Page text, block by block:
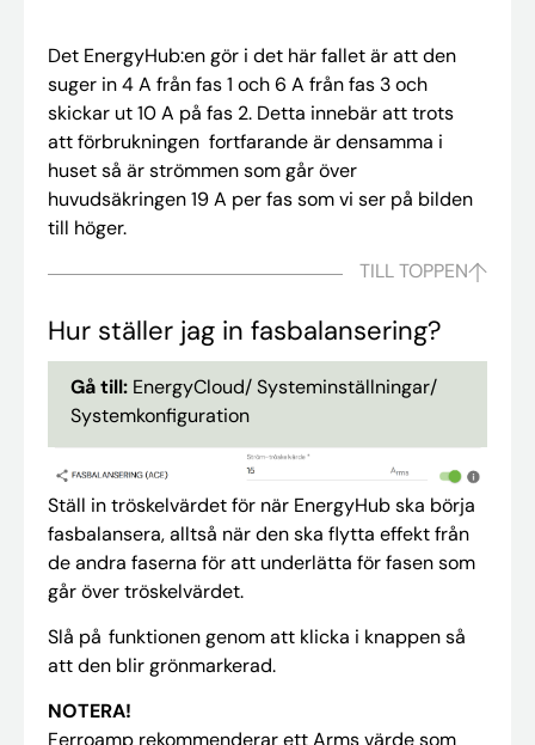
Det EnergyHub:en gör i det här fallet är att den
suger in 4 A från fas 1 och 6 A från fas 3 och
skickar ut 10 A på fas 2. Detta innebär att trots
att förbrukningen fortfarande är densamma i
huset så är strömmen som går över
huvudsäkringen 19 A per fas som vi ser på bilden
till höger.
TILL TOPPEN
Hur ställer jag in fasbalansering?
Gå till: EnergyCloud/ Systeminställningar/
Systemkonfiguration
Ställ in tröskelvärdet för när EnergyHub ska börja
fasbalansera, alltså när den ska flytta effekt från
de andra faserna för att underlätta för fasen som
går över tröskelvärdet.
Slå på funktionen genom att klicka i knappen så
att den blir grönmarkerad.
NOTERA!